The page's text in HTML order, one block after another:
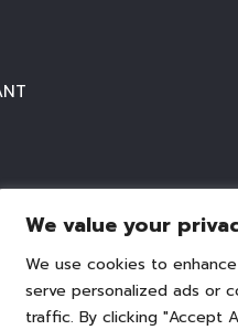
We value your
We use cookies to
serve personalized ads or
traffic. By clicking "Accept